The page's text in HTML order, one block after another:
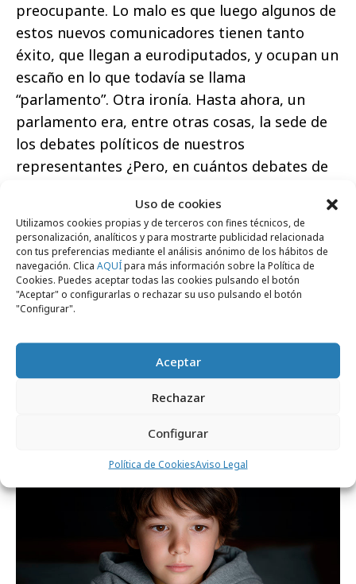
Uso de cookies
Utilizamos cookies propias y de terceros con fines técnicos, de
personalización, analíticos y para mostrarte publicidad relacionada
con tus preferencias mediante el análisis anónimo de los hábitos de
navegación. Clica AQUÍpara más información sobre la Política de
Cookies. Puedes aceptar todas las cookies pulsando el botón
"Aceptar" o configurarlas o rechazar su uso pulsando el botón
"Configurar".
Aceptar
Rechazar
Configurar
Política de CookiesAviso Legal
preocupante. Lo malo es que luego algunos de
estos nuevos comunicadores tienen tanto
éxito, que llegan a eurodiputados, y ocupan un
escaño en lo que todavía se llama
“parlamento”. Otra ironía. Hasta ahora, un
parlamento era, entre otras cosas, la sede de
los debates políticos de nuestros
representantes ¿Pero, en cuántos debates de
del que ahora habla todo el mundo?
Comparte
Noticias Relacionadas